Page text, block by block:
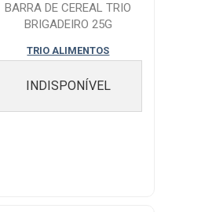
BARRA DE CEREAL TRIO
BRIGADEIRO 25G
TRIO ALIMENTOS
INDISPONÍVEL